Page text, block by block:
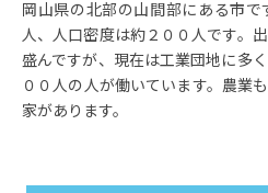
岡山県の北部の山間部にある市で
人、人口密度は約２００人です。
盛んですが、現在は工業団地に多
００人の人が働いています。農業
家があります。